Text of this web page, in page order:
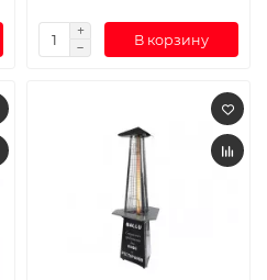
В корзину